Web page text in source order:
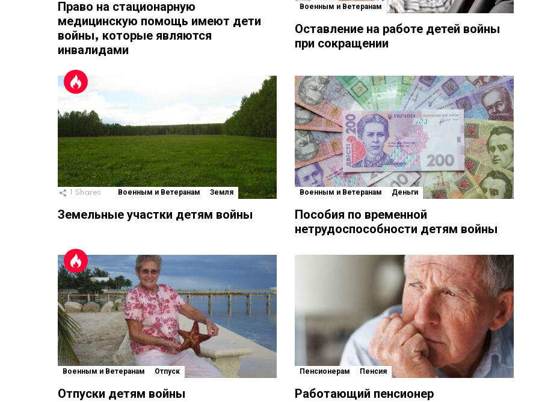
Право на стационарную
медицинскую помощь имеют дети
войны, которые являются
инвалидами
Военным и Ветеранам
Оставление на работе детей войны
при сокращении
Shares Военным и Ветеранам Земля
Земельные участки детям войны
Военным и Ветеранам Деньги
Пособия по временной
нетрудоспособности детям войны
Военным и Ветеранам Отпуск
Отпуски детям войны
Пенсионерам Пенсия
Работающий пенсионер